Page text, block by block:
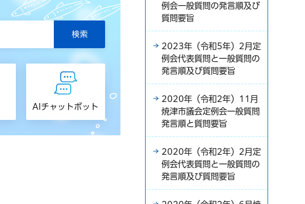
AIチャットボット
例会一般質問の発言順及び
質問要旨
2023年（令和5年）2月定
例会代表質問と一般質問の
発言順及び質問要旨
2020年（令和2年）11月
焼津市議会定例会一般質問
発言順と質問要旨
2020年（令和2年）2月定
例会代表質問と一般質問の
発言順及び質問要旨